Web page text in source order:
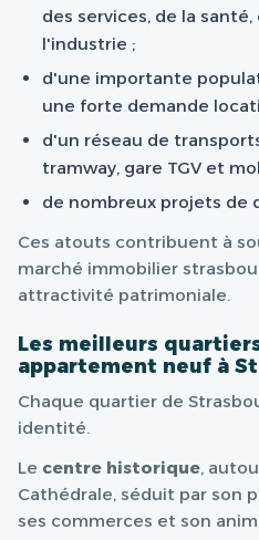
des services, de la
l'industrie ;
d'une importante
une forte demande
d'un réseau de
tramway, gare TGV et
de nombreux projets de
Ces atouts contribuent à
marché immobilier
attractivité patrimoniale.
Les meilleurs
appartement neuf à
Chaque quartier de
identité.
Le centre historique,
Cathédrale, séduit par son
ses commerces et son